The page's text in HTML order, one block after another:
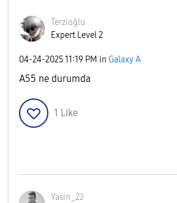
Terzioğlu
Expert Level 2
‎04-24-202511:19 PM in Galaxy A
A55 ne durumda
1 Like
Yasin_22